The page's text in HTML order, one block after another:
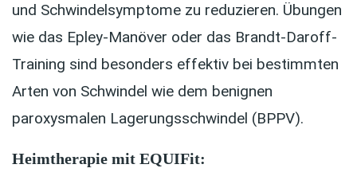
und Schwindelsymptome zu reduzieren. Übungen
wie das Epley-Manöver oder das Brandt-Daroff-
Training sind besonders effektiv bei bestimmten
Arten von Schwindel wie dem benignen
paroxysmalen Lagerungsschwindel (BPPV).
Heimtherapie mit EQUIFit: